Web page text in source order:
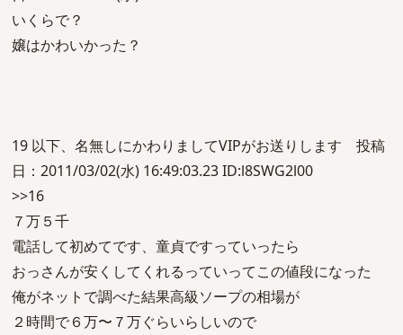
いくらで？
嬢はかわいかった？
19 以下、名無しにかわりましてVIPがお送りします 投稿
日：2011/03/02(水) 16:49:03.23 ID:l8SWG2l00
>>16
７万５千
電話して初めてです、童貞ですっていったら
おっさんが安くしてくれるっていってこの値段になった
俺がネットで調べた結果高級ソープの相場が
２時間で６万〜７万ぐらいらしいので